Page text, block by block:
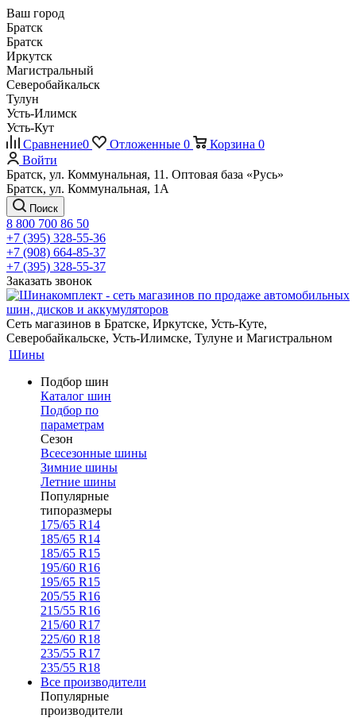
Ваш город
Братск
Братск
Иркутск
Магистральный
Северобайкальск
Тулун
Усть-Илимск
Усть-Кут
Сравнение0 Отложенные 0 Корзина 0
Войти
Братск, ул. Коммунальная, 11. Оптовая база «Русь»
Братск, ул. Коммунальная, 1А
Поиск
8 800 700 86 50
+7 (395) 328-55-36
+7 (908) 664-85-37
+7 (395) 328-55-37
Заказать звонок
Сеть магазинов в Братске, Иркутске, Усть-Куте,
Северобайкальске, Усть-Илимске, Тулуне и Магистральном
Шины
Подбор шин
Каталог шин
Подбор по
параметрам
Сезон
Всесезонные шины
Зимние шины
Летние шины
Популярные
типоразмеры
175/65 R14
185/65 R14
185/65 R15
195/60 R16
195/65 R15
205/55 R16
215/55 R16
215/60 R17
225/60 R18
235/55 R17
235/55 R18
Все производители
Популярные
производители